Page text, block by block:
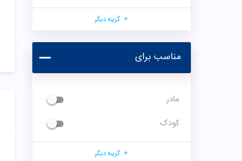
گزینه دیگر
مناسب برای
مادر
کودک
گزینه دیگر